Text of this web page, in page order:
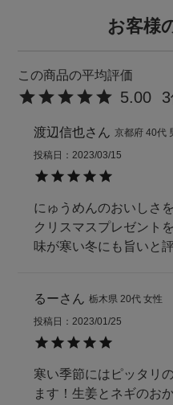
お客様
5.00 3
渡辺信也 京都府 40代
投稿日
2023/03/15
にゅうめんのおいしさ
クリスマスプレゼント
味が寒い冬にも旨いと
るー 栃木県 20代 女性
投稿日
2023/01/25
寒い季節にはピッタリ
ます！生姜とネギのお